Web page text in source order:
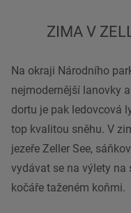
ZIMA V
Na okraji Národního
nejmodernější lanovky
dortu je pak ledovcová
top kvalitou sněhu. V
jezeře Zeller See,
vydávat se na výlety
kočáře taženém koňmi.